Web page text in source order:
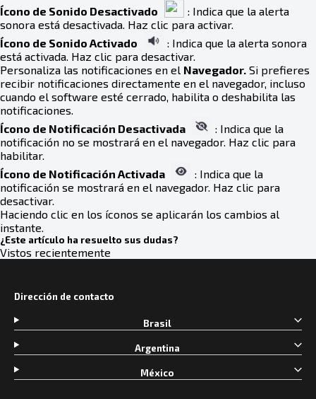
Ícono de Sonido Desactivado
: Indica que la alerta
sonora está desactivada. Haz clic para activar.
Ícono de Sonido Activado
: Indica que la alerta sonora
está activada. Haz clic para desactivar.
Personaliza las notificaciones en el Navegador. Si prefieres
recibir notificaciones directamente en el navegador, incluso
cuando el software esté cerrado, habilita o deshabilita las
notificaciones.
Ícono de Notificación Desactivada
: Indica que la
notificación no se mostrará en el navegador. Haz clic para
habilitar.
Ícono de Notificación Activada
: Indica que la
notificación se mostrará en el navegador. Haz clic para
desactivar.
Haciendo clic en los íconos se aplicarán los cambios al
instante.
¿Este artículo ha resuelto sus dudas?
Vistos recientemente
Dirección de contacto
Brasil
Argentina
México